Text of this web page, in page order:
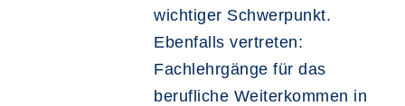
wichtiger Schwerpunkt.
Ebenfalls vertreten:
Fachlehrgänge für das
berufliche Weiterkommen in